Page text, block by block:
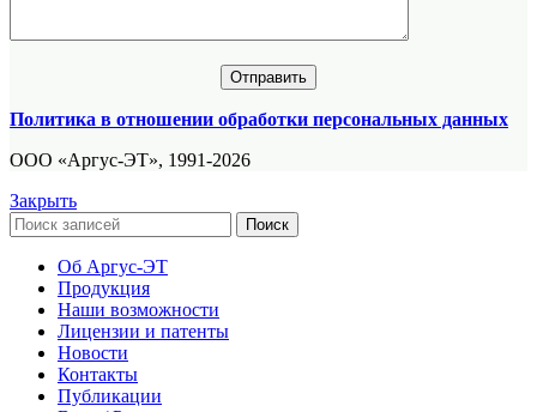
Политика в отношении обработки персональных данных
ООО «Аргус-ЭТ», 1991-2026
Закрыть
Поиск
Об Аргус-ЭТ
Продукция
Наши возможности
Лицензии и патенты
Новости
Контакты
Публикации